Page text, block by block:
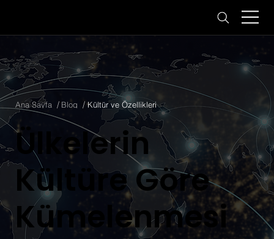
Ana Sayfa / Blog / Kültür ve Özellikleri
Ülkelerin
Kültüre Göre
Kümelenmesi